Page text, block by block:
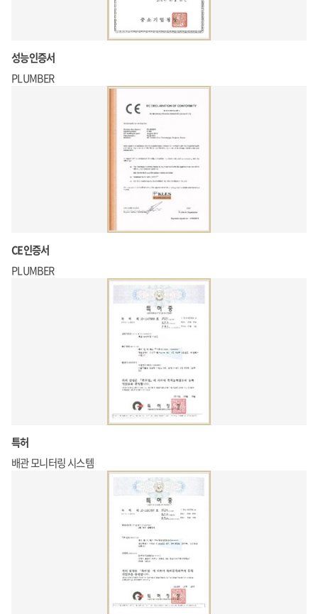
성능인증서
PLUMBER
CE인증서
PLUMBER
특허
배관 모니터링 시스템